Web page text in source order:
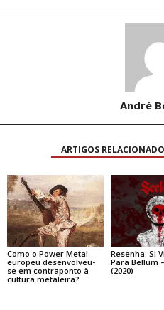
André
ARTIGOS
Como o Power Metal
europeu desenvolveu-
se em contraponto à
cultura metaleira?
Resenha: Si
Para Bellum
(2020)